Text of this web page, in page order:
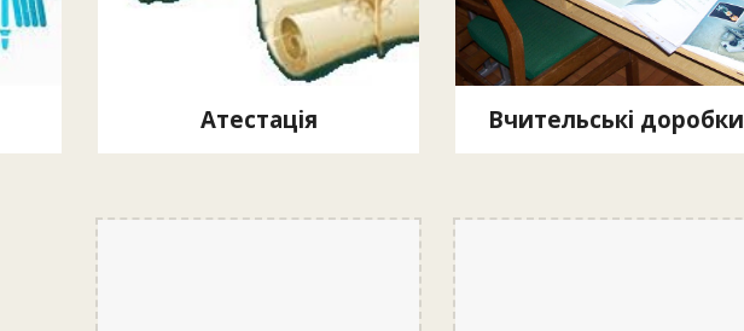
Атестація Вчительські доробки